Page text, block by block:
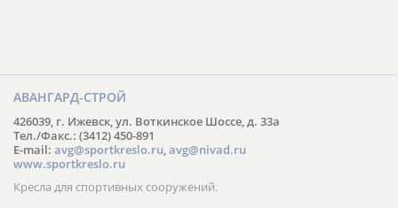
АВАНГАРД-СТРОЙ
426039, г. Ижевск, ул. Воткинское Шоссе, д. 33а
Тел./Факс.: (3412) 450-891
E-mail: avg@sportkreslo.ru,avg@nivad.ru
www.sportkreslo.ru
Кресла для спортивных сооружений.